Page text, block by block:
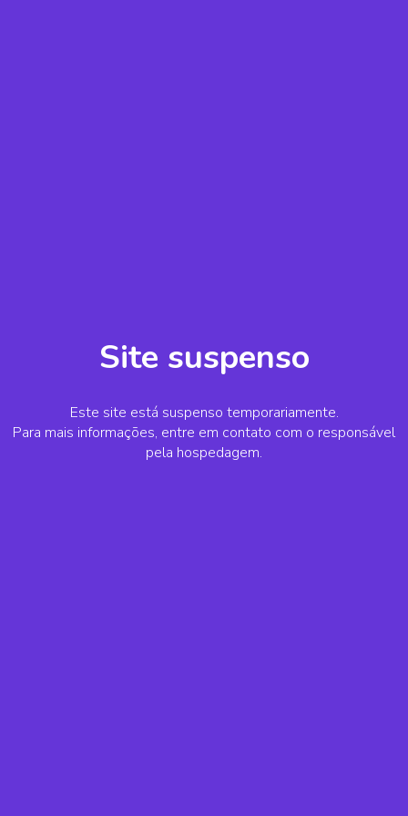
Site suspenso
Este site está suspenso temporariamente.
Para mais informações, entre em contato com o responsável
pela hospedagem.